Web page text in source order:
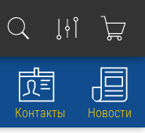
Контакты
Новости